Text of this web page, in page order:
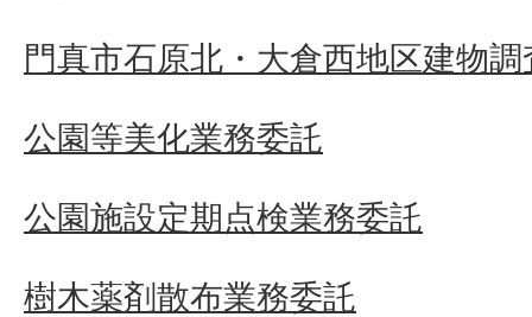
門真市石原北・大倉西地区建物
公園等美化業務委託
公園施設定期点検業務委託
樹木薬剤散布業務委託